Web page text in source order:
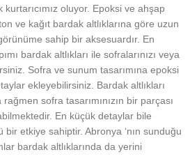
oluyor. Epoksi ve ahşap
ve kağıt bardak altlıklarına göre uzun
sahip bir aksesuardır. En
bardak altlıkları ile sofralarınızı veya
Sofra ve sunum tasarımına epoksi
ekleyebilirsiniz. Bardak altlıkları
sofra tasarımınızın bir parçası
En küçük detaylar bile
bir etkiye sahiptir. Abronya ‘nın sunduğu
bardak altlıklarında da yerini